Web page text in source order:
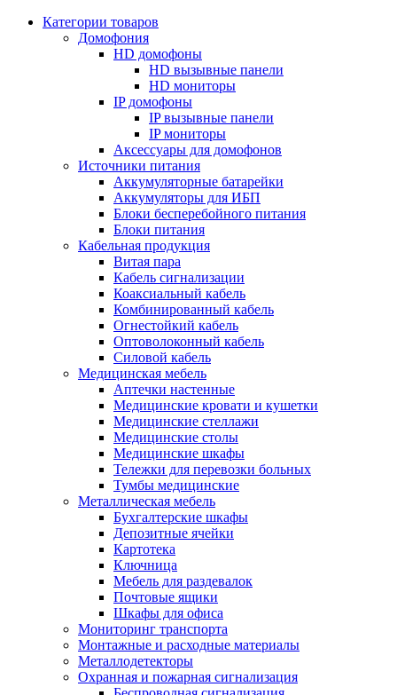
Категории товаров
Домофония
HD домофоны
HD вызывные панели
HD мониторы
IP домофоны
IP вызывные панели
IP мониторы
Аксессуары для домофонов
Источники питания
Аккумуляторные батарейки
Аккумуляторы для ИБП
Блоки бесперебойного питания
Блоки питания
Кабельная продукция
Витая пара
Кабель сигнализации
Коаксиальный кабель
Комбинированный кабель
Огнестойкий кабель
Оптоволоконный кабель
Силовой кабель
Медицинская мебель
Аптечки настенные
Медицинские кровати и кушетки
Медицинские стеллажи
Медицинские столы
Медицинские шкафы
Тележки для перевозки больных
Тумбы медицинские
Металлическая мебель
Бухгалтерские шкафы
Депозитные ячейки
Картотека
Ключница
Мебель для раздевалок
Почтовые ящики
Шкафы для офиса
Мониторинг транспорта
Монтажные и расходные материалы
Металлодетекторы
Охранная и пожарная сигнализация